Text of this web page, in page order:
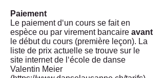
Paiement
Le paiement d‘un cours se fait en
espèce ou par virement bancaire avant
le début du cours (première leçon). La
liste de prix actuelle se trouve sur le
site internet de l‘école de danse
Valentin Meier